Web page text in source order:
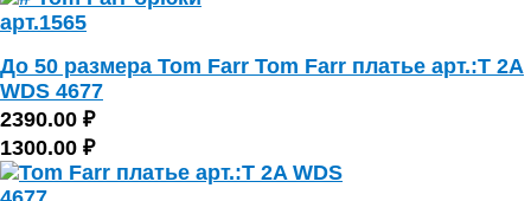
До 50 размера Tom Farr Tom Farr платье арт.:T 2A
WDS 4677
2390.00 ₽
1300.00 ₽